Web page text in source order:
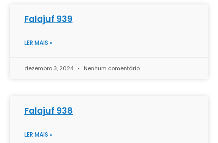
Falajuf 939
LER MAIS »
dezembro 3, 2024 Nenhum comentário
Falajuf 938
LER MAIS »